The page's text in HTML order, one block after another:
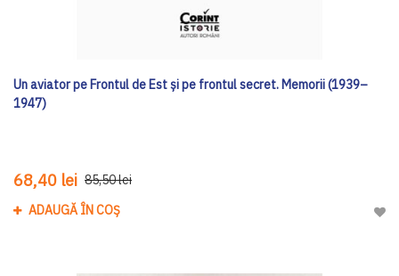
Un aviator pe Frontul de Est și pe frontul secret. Memorii (1939–
1947)
68,40 lei 85,50 lei
ADAUGĂ ÎN COȘ